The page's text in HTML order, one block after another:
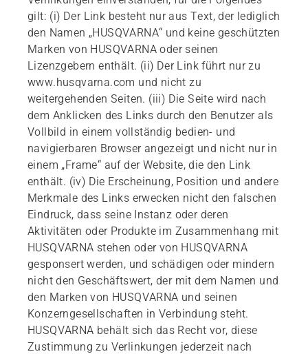
gilt: (i) Der Link besteht nur aus Text, der lediglich
den Namen „HUSQVARNA“ und keine geschützten
Marken von HUSQVARNA oder seinen
Lizenzgebern enthält. (ii) Der Link führt nur zu
www.husqvarna.com und nicht zu
weitergehenden Seiten. (iii) Die Seite wird nach
dem Anklicken des Links durch den Benutzer als
Vollbild in einem vollständig bedien- und
navigierbaren Browser angezeigt und nicht nur in
einem „Frame“ auf der Website, die den Link
enthält. (iv) Die Erscheinung, Position und andere
Merkmale des Links erwecken nicht den falschen
Eindruck, dass seine Instanz oder deren
Aktivitäten oder Produkte im Zusammenhang mit
HUSQVARNA stehen oder von HUSQVARNA
gesponsert werden, und schädigen oder mindern
nicht den Geschäftswert, der mit dem Namen und
den Marken von HUSQVARNA und seinen
Konzerngesellschaften in Verbindung steht.
HUSQVARNA behält sich das Recht vor, diese
Zustimmung zu Verlinkungen jederzeit nach